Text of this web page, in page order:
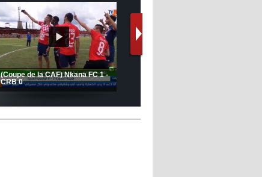
12:39 - 2022/11/06
Real : Les dirigeants veulent le
départ d'Hazard cet hiver
Le message de Delort, Benrahma
et Belkebla à l'occasion du "Big
Day de vaccination"